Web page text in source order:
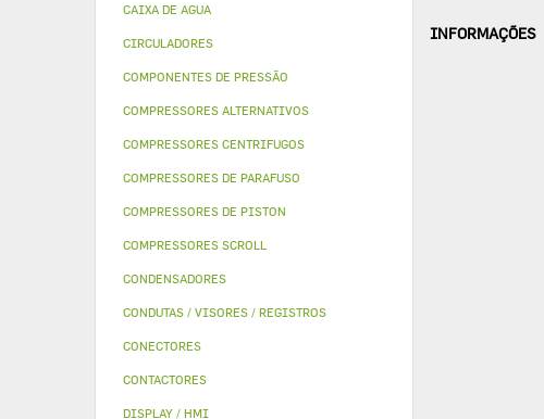
CAIXA DE AGUA
CIRCULADORES
COMPONENTES DE PRESSÃO
COMPRESSORES ALTERNATIVOS
COMPRESSORES CENTRIFUGOS
COMPRESSORES DE PARAFUSO
COMPRESSORES DE PISTON
COMPRESSORES SCROLL
CONDENSADORES
CONDUTAS / VISORES / REGISTROS
CONECTORES
CONTACTORES
DISPLAY / HMI
INFORMAÇÕES